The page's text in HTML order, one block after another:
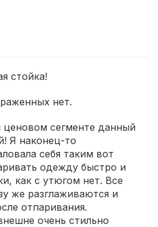
стойка!
нет.
ценовом сегменте данный
Я наконец-то
себя таким вот
одежду быстро и
как с утюгом нет. Все
же разглаживаются и
отпаривания.
очень стильно